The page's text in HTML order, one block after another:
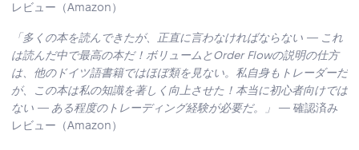
レビュー（Amazon）
「多くの本を読んできたが、正直に言わなければならない — これ
は読んだ中で最高の本だ！ボリュームとOrder Flowの説明の仕方
は、他のドイツ語書籍ではほぼ類を見ない。私自身もトレーダーだ
が、この本は私の知識を著しく向上させた！本当に初心者向けでは
ない — ある程度のトレーディング経験が必要だ。」
— 確認済み
レビュー（Amazon）